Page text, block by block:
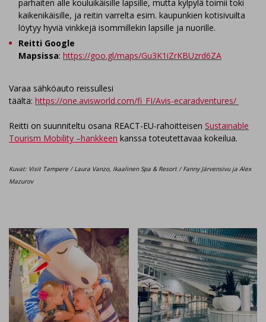
parhaiten alle kouluikäisille lapsille, mutta kylpylä toimii toki
kaikenikäisille, ja reitin varrelta esim. kaupunkien kotisivuilta
löytyy hyviä vinkkejä isommillekin lapsille ja nuorille.
Reitti Google
Mapsissa: https://goo.gl/maps/Gu3K1iZrKBUzrd6ZA
Varaa sähköauto reissullesi
täältä: https://one.avisworld.com/fi_FI/Avis-ecaradventures/​
​Reitti on suunniteltu osana REACT-EU-rahoitteisen Sustainable
Tourism Mobility –hankkeen kanssa toteutettavaa kokeilua.
Kuvat: Visit Tampere / Laura Vanzo, Ikaalinen Spa & Resort / Fanny Järvensivu ja Alex
Mazurov